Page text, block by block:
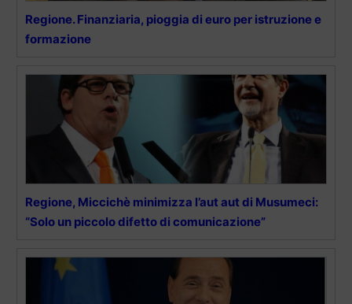
Regione. Finanziaria, pioggia di euro per istruzione e
formazione
Regione, Miccichè minimizza l’aut aut di Musumeci:
“Solo un piccolo difetto di comunicazione”